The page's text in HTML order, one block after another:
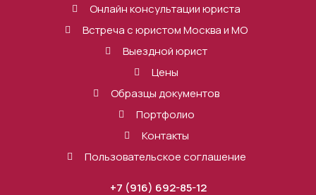
Онлайн консультации юриста
Встреча с юристом Москва и МО
Выездной юрист
Цены
Образцы документов
Портфолио
Контакты
Пользовательское соглашение
+7 (916) 692-85-12